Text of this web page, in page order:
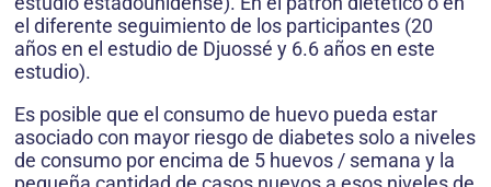
el diferente seguimiento de los participantes (20
años en el estudio de Djuossé y 6.6 años en este
estudio).
Es posible que el consumo de huevo pueda estar
asociado con mayor riesgo de diabetes solo a niveles
de consumo por encima de 5 huevos / semana y la